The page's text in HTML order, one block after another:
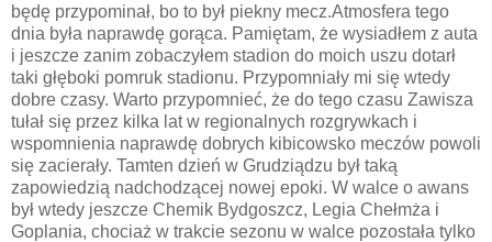
będę przypominał, bo to był piekny mecz.Atmosfera tego
dnia była naprawdę gorąca. Pamiętam, że wysiadłem z auta
i jeszcze zanim zobaczyłem stadion do moich uszu dotarł
taki głęboki pomruk stadionu. Przypomniały mi się wtedy
dobre czasy. Warto przypomnieć, że do tego czasu Zawisza
tułał się przez kilka lat w regionalnych rozgrywkach i
wspomnienia naprawdę dobrych kibicowsko meczów powoli
się zacierały. Tamten dzień w Grudziądzu był taką
zapowiedzią nadchodzącej nowej epoki. W walce o awans
był wtedy jeszcze Chemik Bydgoszcz, Legia Chełmża i
Goplania, chociaż w trakcie sezonu w walce pozostała tylko